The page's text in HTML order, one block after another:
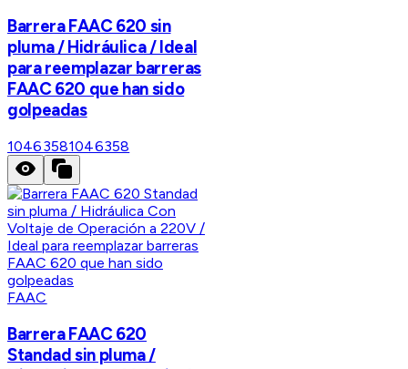
Barrera FAAC 620 sin
pluma / Hidráulica / Ideal
para reemplazar barreras
FAAC 620 que han sido
golpeadas
10463581046358
FAAC
Barrera FAAC 620
Standad sin pluma /